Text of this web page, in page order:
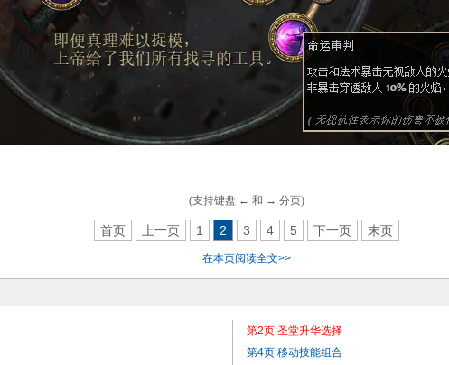
(支持键盘 ← 和 → 分页)
首页 上一页 1 2 3 4 5 下一页 末页
在本页阅读全文>>
第2页:圣堂升华选择
第4页:移动技能组合